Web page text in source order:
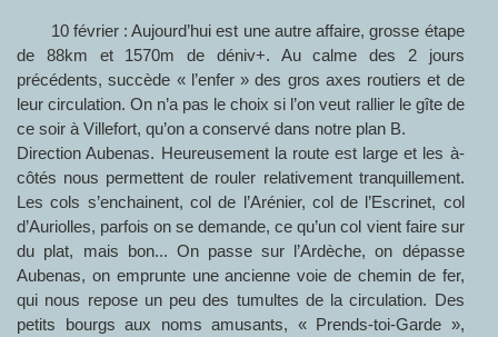
10 février : Aujourd’hui est une autre affaire, grosse étape
de 88km et 1570m de déniv+. Au calme des 2 jours
précédents, succède « l’enfer » des gros axes routiers et de
leur circulation. On n’a pas le choix si l’on veut rallier le gîte de
ce soir à Villefort, qu’on a conservé dans notre plan B.
Direction Aubenas. Heureusement la route est large et les à-
côtés nous permettent de rouler relativement tranquillement.
Les cols s’enchainent, col de l’Arénier, col de l’Escrinet, col
d’Auriolles, parfois on se demande, ce qu’un col vient faire sur
du plat, mais bon... On passe sur l’Ardèche, on dépasse
Aubenas, on emprunte une ancienne voie de chemin de fer,
qui nous repose un peu des tumultes de la circulation. Des
petits bourgs aux noms amusants, « Prends-toi-Garde »,